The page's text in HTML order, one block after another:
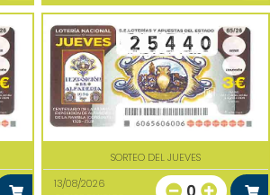
SORTEO DEL JUEVES
13/08/2026